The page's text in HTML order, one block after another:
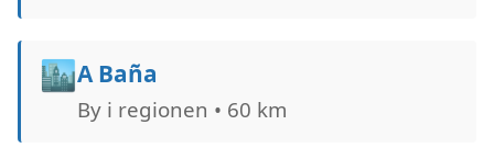
🏙️A Baña
By i regionen • 60 km